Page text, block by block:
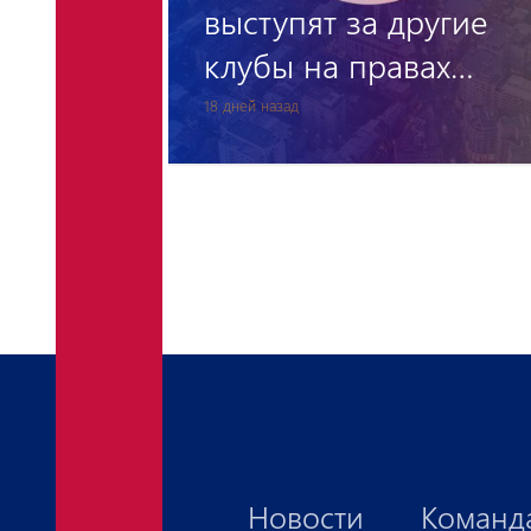
1 месяц назад
Поступление в
академию «Пюник»
Новости